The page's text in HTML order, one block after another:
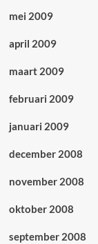
mei 2009
april 2009
maart 2009
februari 2009
januari 2009
december 2008
november 2008
oktober 2008
september 2008